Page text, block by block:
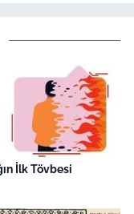
İlk Tövbesi